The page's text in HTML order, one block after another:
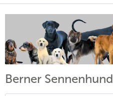
Berner Sennenhund